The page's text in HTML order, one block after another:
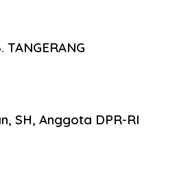
TANGERANG
SH, Anggota DPR-RI